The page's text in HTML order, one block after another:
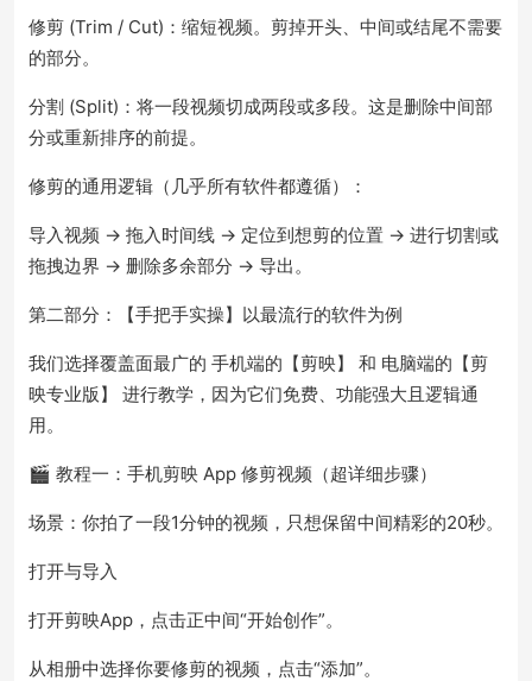
修剪 (Trim / Cut)：缩短视频。剪掉开头、中间或结尾不需要
的部分。
分割 (Split)：将一段视频切成两段或多段。这是删除中间部
分或重新排序的前提。
修剪的通用逻辑（几乎所有软件都遵循）：
导入视频 → 拖入时间线 → 定位到想剪的位置 → 进行切割或
拖拽边界 → 删除多余部分 → 导出。
第二部分：【手把手实操】以最流行的软件为例
我们选择覆盖面最广的 手机端的【剪映】 和 电脑端的【剪
映专业版】 进行教学，因为它们免费、功能强大且逻辑通
用。
🎬 教程一：手机剪映 App 修剪视频（超详细步骤）
场景：你拍了一段1分钟的视频，只想保留中间精彩的20秒。
打开与导入
打开剪映App，点击正中间“开始创作”。
从相册中选择你要修剪的视频，点击“添加”。